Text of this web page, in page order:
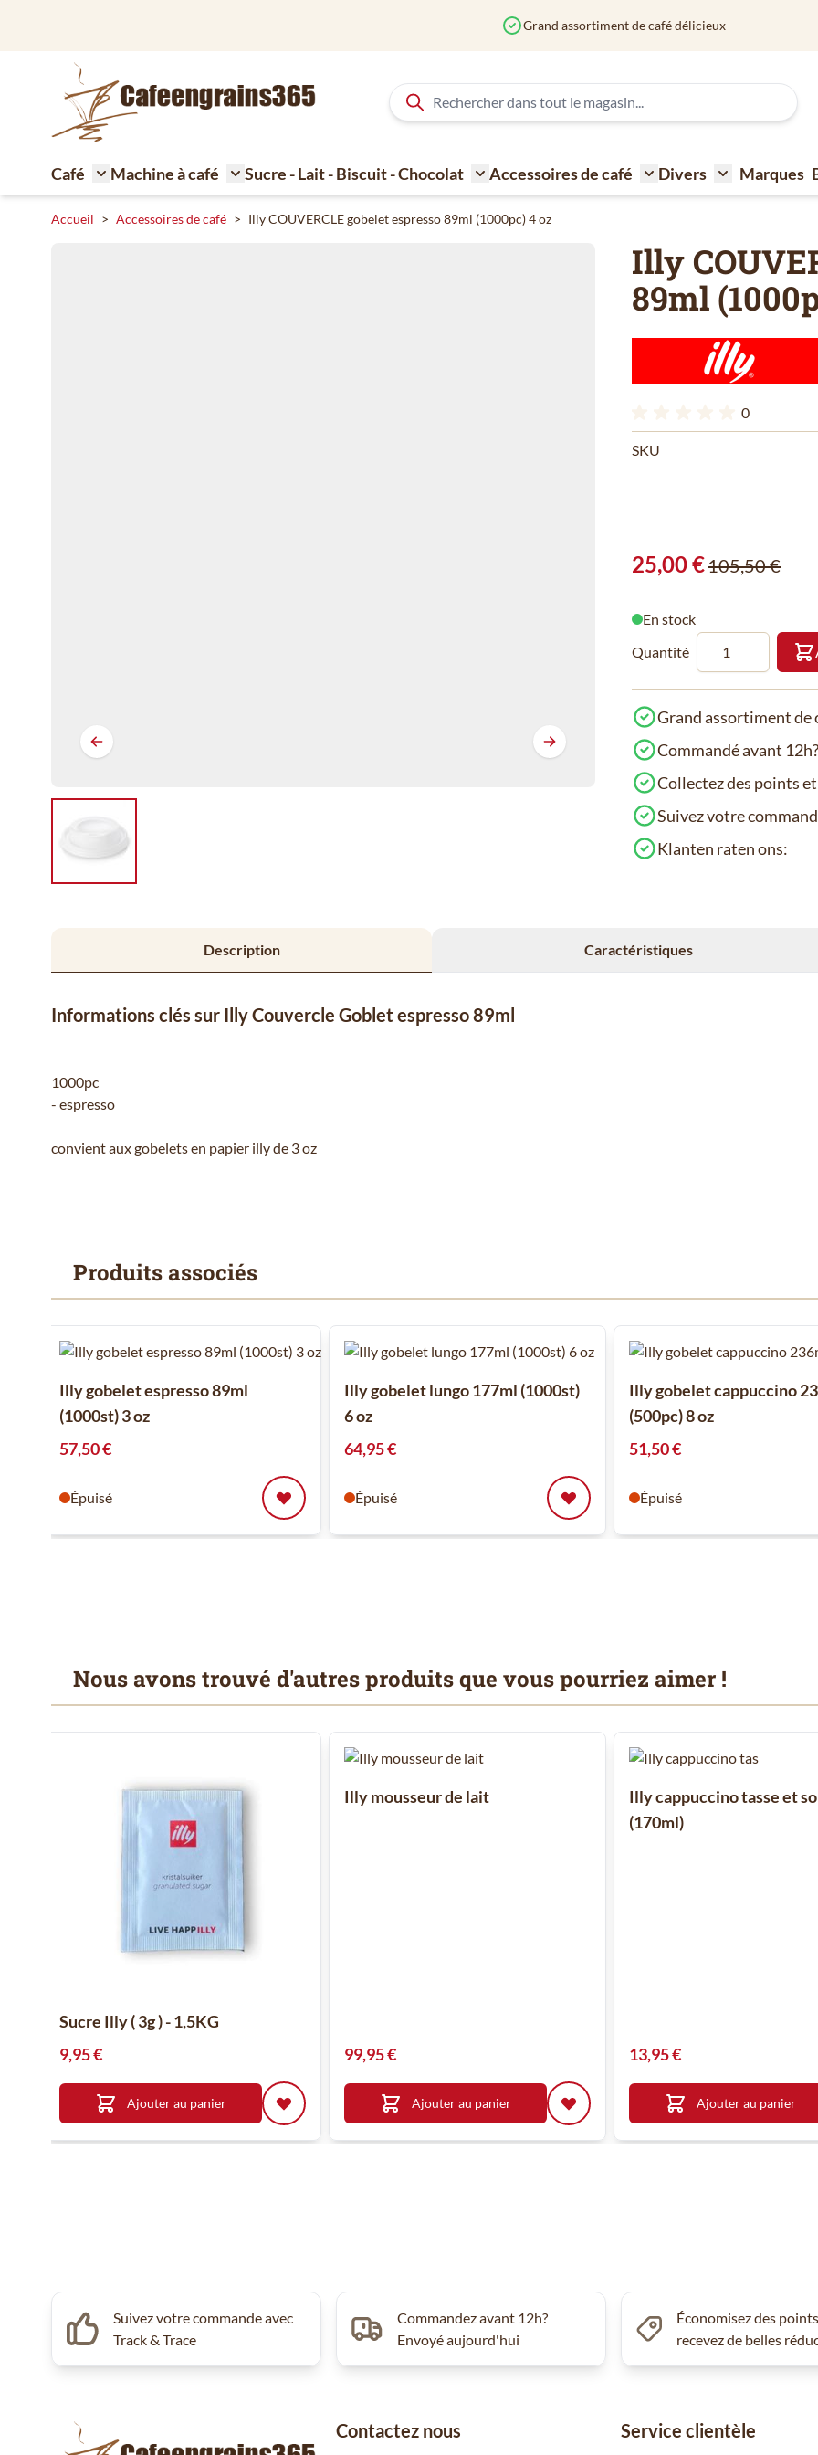
Café
Toggle submenu for Café
Machine à café
Toggle submenu for Machine à café
Sucre - Lait - Biscuit - Chocolat
Toggle submenu for Sucre - Lait - Biscuit -
Accessoires de café
Toggle submenu for
Divers
Toggle
Marques
Accueil > Accessoires de café > Illy COUVERCLE gobelet espresso 89ml (1000pc) 4 oz
Illy
89ml
0
SKU
25,00 €105,50 €
En stock
Quantité
Grand assortiment de
Commandé avant
Collectez des points
Suivez votre
Klanten raten ons:
Description Caractéristiques
Informations clés sur Illy Couvercle Goblet espresso 89ml
1000pc
- espresso
convient aux gobelets en papier illy de 3 oz
Produits associés
Il est possible de naviguer entre les éléments du carrousel à l'aide de la touche de tabulation. Vous pouvez sauter le
Cliquer pour passer le carrousel
Illy gobelet espresso 89ml
(1000st) 3 oz
57,50 €
Épuisé
Illy gobelet lungo 177ml (1000st)
6 oz
64,95 €
Épuisé
Illy gobelet cappuccino
(500pc) 8 oz
51,50 €
Épuisé
Nous avons trouvé d'autres produits que vous pourriez aimer !
Il est possible de naviguer entre les éléments du carrousel à l'aide de la touche de tabulation. Vous pouvez sauter le
Cliquer pour passer le carrousel
Sucre Illy ( 3g ) - 1,5KG
9,95 €
Ajouter au panier
Illy mousseur de lait
99,95 €
Ajouter au panier
Illy cappuccino tasse et
(170ml)
13,95 €
Ajouter au panier
Suivez votre commande avec
Track & Trace
Commandez avant 12h?
Envoyé aujourd'hui
Économisez des
recevez de belles
Contactez nous Service clientèle